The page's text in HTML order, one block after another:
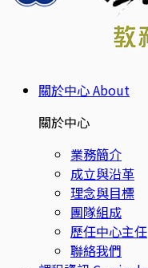
關於中心About
關於中心
業務簡介
成立與沿革
理念與目標
團隊組成
歷任中心主任
聯絡我們